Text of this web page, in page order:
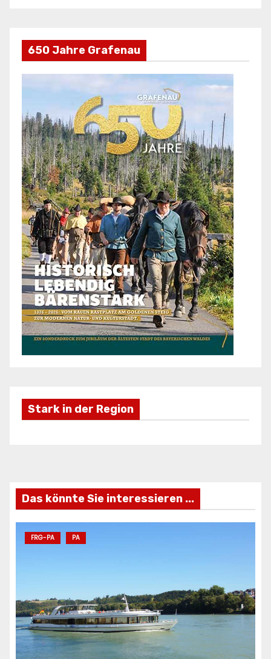
650 Jahre Grafenau
Stark in der Region
Das könnte Sie interessieren ...
FRG-PA PA